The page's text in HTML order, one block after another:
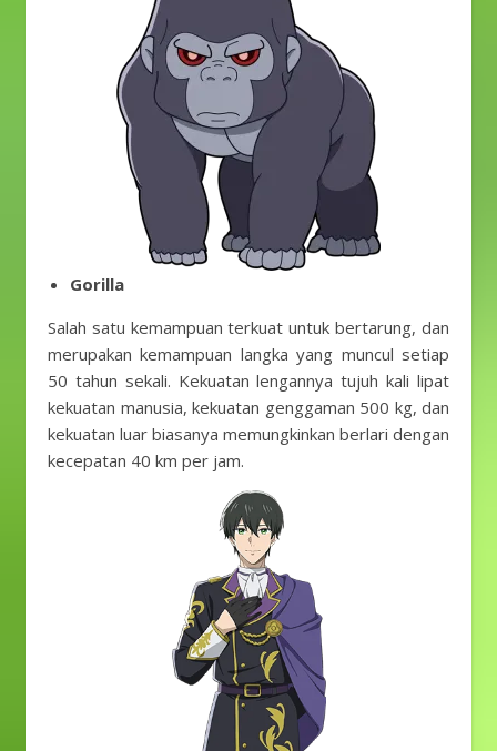
Gorilla
Salah satu kemampuan terkuat untuk bertarung, dan
merupakan kemampuan langka yang muncul setiap
50 tahun sekali. Kekuatan lengannya tujuh kali lipat
kekuatan manusia, kekuatan genggaman 500 kg, dan
kekuatan luar biasanya memungkinkan berlari dengan
kecepatan 40 km per jam.